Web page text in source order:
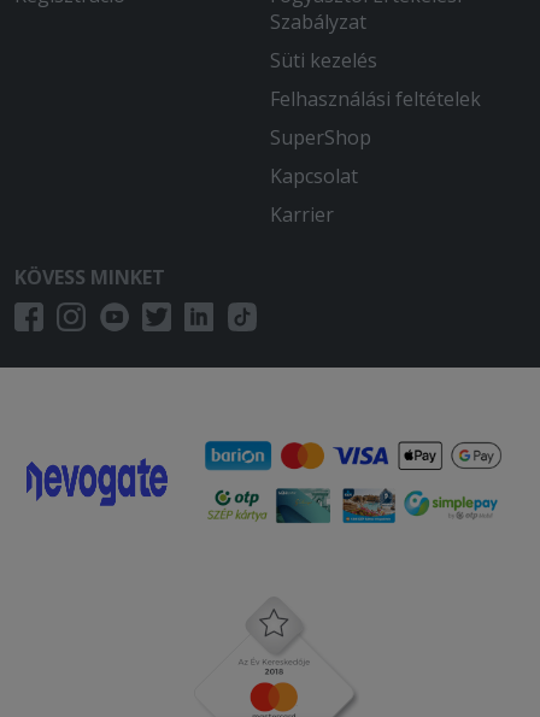
Szabályzat
Süti kezelés
Felhasználási feltételek
SuperShop
Kapcsolat
Karrier
KÖVESS MINKET